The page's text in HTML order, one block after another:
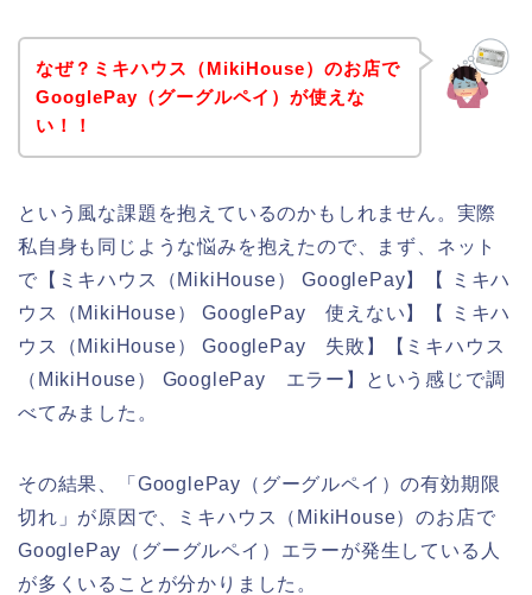
なぜ？ミキハウス（MikiHouse）のお店で
GooglePay（グーグルペイ）が使えな
い！！
という風な課題を抱えているのかもしれません。実際
私自身も同じような悩みを抱えたので、まず、ネット
で【ミキハウス（MikiHouse） GooglePay】【 ミキハ
ウス（MikiHouse） GooglePay 使えない】【 ミキハ
ウス（MikiHouse） GooglePay 失敗】【ミキハウス
（MikiHouse） GooglePay エラー】という感じで調
べてみました。
その結果、「GooglePay（グーグルペイ）の有効期限
切れ」が原因で、ミキハウス（MikiHouse）のお店で
GooglePay（グーグルペイ）エラーが発生している人
が多くいることが分かりました。